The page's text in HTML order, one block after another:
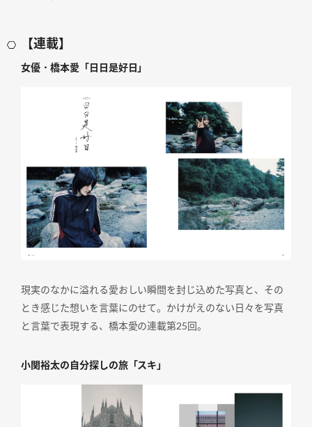
【連載】
女優・橋本愛「日日是好日」
現実のなかに溢れる愛おしい瞬間を封じ込めた写真と、その
とき感じた想いを言葉にのせて。かけがえのない日々を写真
と言葉で表現する、橋本愛の連載第25回。
小関裕太の自分探しの旅「スキ」